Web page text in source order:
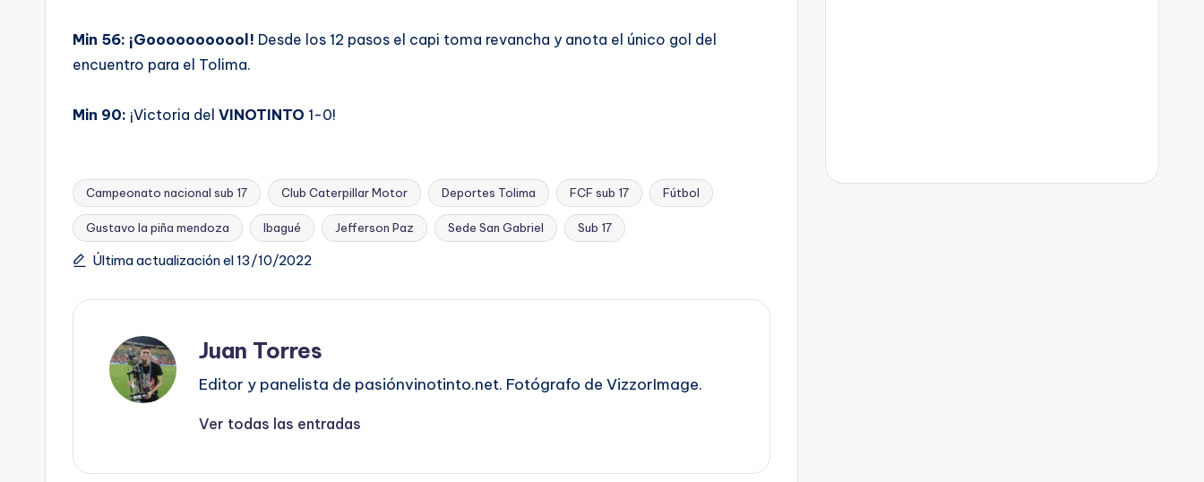
Min 56: ¡Gooooooooool! Desde los 12 pasos el capi toma revancha y anota el único gol del
encuentro para el Tolima.
Min 90: ¡Victoria del VINOTINTO 1-0!
Etiquetas:
Campeonato nacional sub 17 Club Caterpillar Motor Deportes Tolima FCF sub 17 Fútbol
Gustavo la piña mendoza Ibagué Jefferson Paz Sede San Gabriel Sub 17
Última actualización el 13/10/2022
Juan Torres
Editor y panelista de pasiónvinotinto.net. Fotógrafo de VizzorImage.
Ver todas las entradas